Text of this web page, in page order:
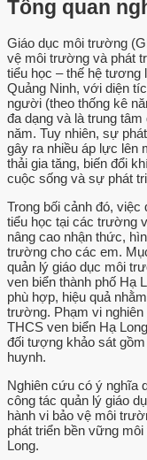
Tổng quan
Giáo dục môi trường
vệ môi trường và phát
tiểu học – thế hệ tương
Quảng Ninh, với diện
người (theo thống kê
đa dạng và là trung
năm. Tuy nhiên, sự
gây ra nhiều áp lực lên
thải gia tăng, biến đổi
cuộc sống và sự phát
Trong bối cảnh đó,
tiểu học tại các trường
nâng cao nhận thức,
trường cho các em.
quản lý giáo dục môi
ven biển thành phố Hạ
phù hợp, hiệu quả
trường. Phạm vi
THCS ven biển Hạ
đối tượng khảo sát
huynh.
Nghiên cứu có ý nghĩa
công tác quản lý giáo
hành vi bảo vệ môi
phát triển bền vững
Long.